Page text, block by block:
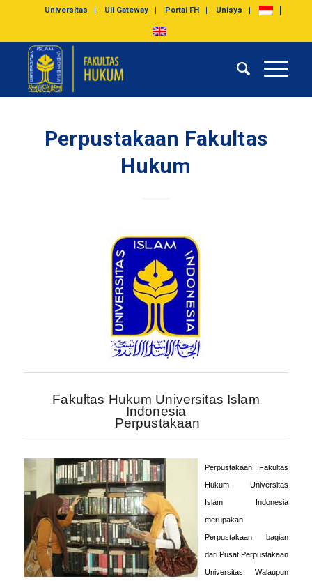
Universitas UII Gateway Portal FH Unisys
Perpustakaan Fakultas
Hukum
Fakultas Hukum Universitas Islam
Indonesia
Perpustakaan
Perpustakaan Fakultas
Hukum Universitas
Islam Indonesia
merupakan
Perpustakaan bagian
dari Pusat Perpustakaan
Universitas. Walaupun